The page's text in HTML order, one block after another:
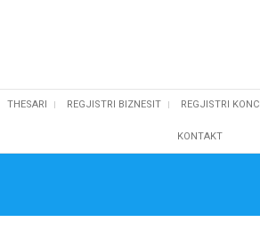
THESARI REGJISTRI BIZNESIT REGJISTRI
KONTAKT